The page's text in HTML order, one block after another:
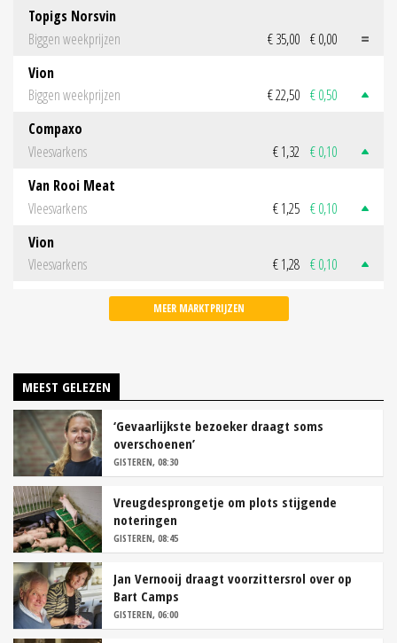
Topigs Norsvin
Biggen weekprijzen
€ 35,00 € 0,00
Vion
Biggen weekprijzen
€ 22,50 € 0,50
Compaxo
Vleesvarkens
€ 1,32 € 0,10
Van Rooi Meat
Vleesvarkens
€ 1,25 € 0,10
Vion
Vleesvarkens
€ 1,28 € 0,10
MEER MARKTPRIJZEN
MEEST GELEZEN
‘Gevaarlijkste bezoeker draagt soms
overschoenen’
GISTEREN, 08:30
Vreugdesprongetje om plots stijgende
noteringen
GISTEREN, 08:45
Jan Vernooij draagt voorzittersrol over op
Bart Camps
GISTEREN, 06:00